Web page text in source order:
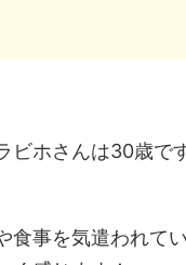
ビホさんは30歳で
食事を気遣われて